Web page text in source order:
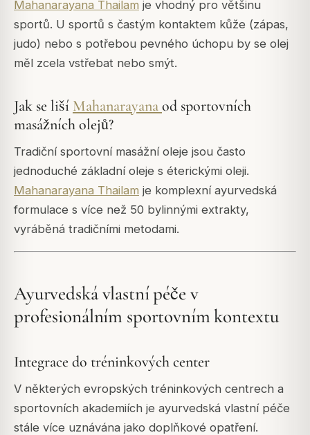
Mahanarayana Thailam je vhodný pro většinu
sportů. U sportů s častým kontaktem kůže (zápas,
judo) nebo s potřebou pevného úchopu by se olej
měl zcela vstřebat nebo smýt.
Jak se liší Mahanarayanaod sportovních
masážních olejů?
Tradiční sportovní masážní oleje jsou často
jednoduché základní oleje s éterickými oleji.
Mahanarayana Thailam je komplexní ayurvedská
formulace s více než 50 bylinnými extrakty,
vyráběná tradičními metodami.
Ayurvedská vlastní péče v
profesionálním sportovním kontextu
Integrace do tréninkových center
V některých evropských tréninkových centrech a
sportovních akademiích je ayurvedská vlastní péče
stále více uznávána jako doplňkové opatření.